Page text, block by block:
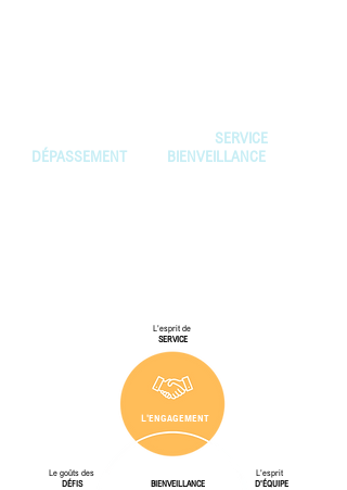
SERVICE
DÉPASSEMENT
BIENVEILLANCE
L'esprit de
SERVICE
Le goûts des
DÉFIS
BIENVEILLANCE
L'ENGAGEMENT
L'esprit
D'ÉQUIPE